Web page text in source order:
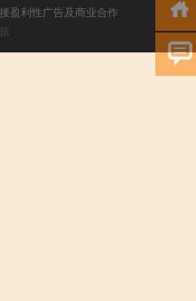
盈利性广告及商业合作